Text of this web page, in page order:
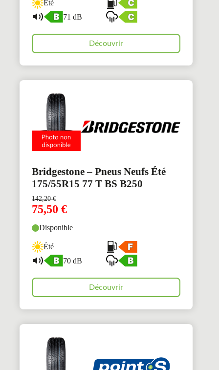
Été
71 dB
Découvrir
Bridgestone – Pneus Neufs Été
175/55R15 77 T BS B250
142,20€
75,50 €
Disponible
Été
70 dB
Découvrir